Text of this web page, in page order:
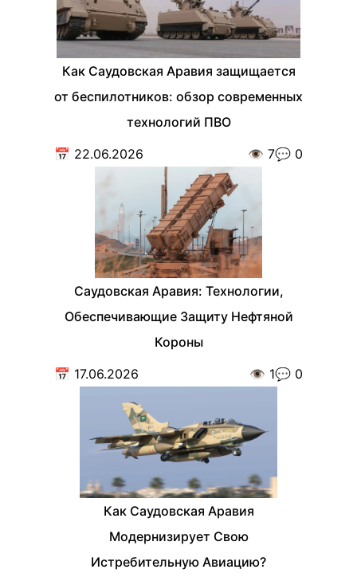
Как Саудовская Аравия защищается
от беспилотников: обзор современных
технологий ПВО
📅 22.06.2026 👁️ 7💬 0
Саудовская Аравия: Технологии,
Обеспечивающие Защиту Нефтяной
Короны
📅 17.06.2026 👁️ 1💬 0
Как Саудовская Аравия
Модернизирует Свою
Истребительную Авиацию?